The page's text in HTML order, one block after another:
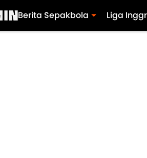
Berita Sepakbola Liga